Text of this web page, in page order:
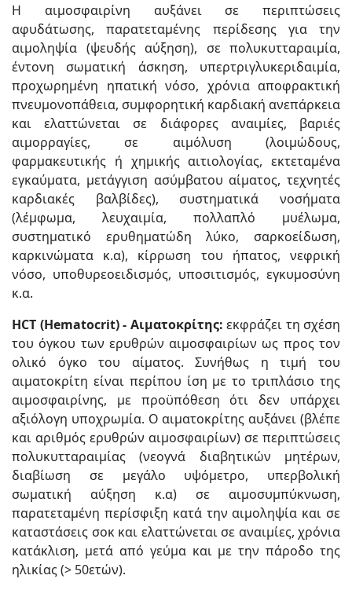
Η αιμοσφαιρίνη αυξάνει σε περιπτώσεις
αφυδάτωσης, παρατεταμένης περίδεσης για την
αιμοληψία (ψευδής αύξηση), σε πολυκυτταραιμία,
έντονη σωματική άσκηση, υπερτριγλυκεριδαιμία,
προχωρημένη ηπατική νόσο, χρόνια αποφρακτική
πνευμονοπάθεια, συμφορητική καρδιακή ανεπάρκεια
και ελαττώνεται σε διάφορες αναιμίες, βαριές
αιμορραγίες, σε αιμόλυση (λοιμώδους,
φαρμακευτικής ή χημικής αιτιολογίας, εκτεταμένα
εγκαύματα, μετάγγιση ασύμβατου αίματος, τεχνητές
καρδιακές βαλβίδες), συστηματικά νοσήματα
(λέμφωμα, λευχαιμία, πολλαπλό μυέλωμα,
συστηματικό ερυθηματώδη λύκο, σαρκοείδωση,
καρκινώματα κ.α), κίρρωση του ήπατος, νεφρική
νόσο, υποθυρεοειδισμός, υποσιτισμός, εγκυμοσύνη
κ.α.
HCT (Hematocrit) - Αιματοκρίτης: εκφράζει τη σχέση
του όγκου των ερυθρών αιμοσφαιρίων ως προς τον
ολικό όγκο του αίματος. Συνήθως η τιμή του
αιματοκρίτη είναι περίπου ίση με το τριπλάσιο της
αιμοσφαιρίνης, με προϋπόθεση ότι δεν υπάρχει
αξιόλογη υποχρωμία. Ο αιματοκρίτης αυξάνει (βλέπε
και αριθμός ερυθρών αιμοσφαιρίων) σε περιπτώσεις
πολυκυτταραιμίας (νεογνά διαβητικών μητέρων,
διαβίωση σε μεγάλο υψόμετρο, υπερβολική
σωματική αύξηση κ.α) σε αιμοσυμπύκνωση,
παρατεταμένη περίσφιξη κατά την αιμοληψία και σε
καταστάσεις σοκ και ελαττώνεται σε αναιμίες, χρόνια
κατάκλιση, μετά από γεύμα και με την πάροδο της
ηλικίας (> 50ετών).